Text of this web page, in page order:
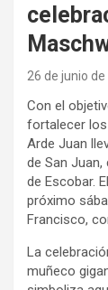
26 de junio de
Con el
fortalecer
Arde Juan
de San
de Escobar.
próximo
Francisco,
La
muñeco